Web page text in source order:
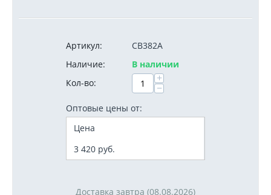
Артикул:
CB382A
Наличие:
В наличии
Кол-во:
+
−
Оптовые цены от:
Цена
3 420 руб.
Доставка завтра (08.08.2026)